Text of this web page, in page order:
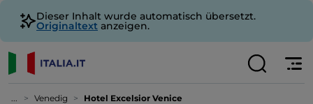
Dieser Inhalt wurde automatisch übersetzt.
Originaltext anzeigen.
... Venedig Hotel Excelsior Venice